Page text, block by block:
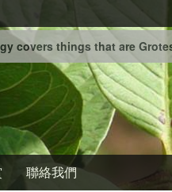
covers things that are
聯絡我們